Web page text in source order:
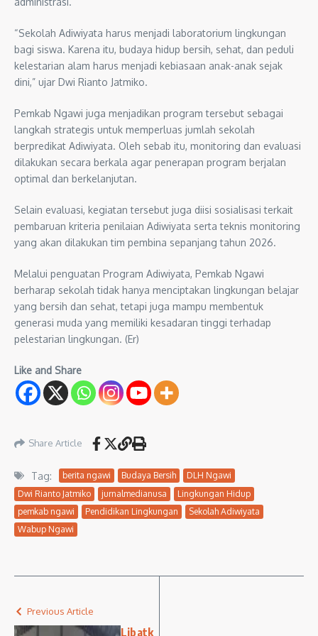
“Sekolah Adiwiyata harus menjadi laboratorium lingkungan
bagi siswa. Karena itu, budaya hidup bersih, sehat, dan peduli
kelestarian alam harus menjadi kebiasaan anak-anak sejak
dini,” ujar Dwi Rianto Jatmiko.
Pemkab Ngawi juga menjadikan program tersebut sebagai
langkah strategis untuk memperluas jumlah sekolah
berpredikat Adiwiyata. Oleh sebab itu, monitoring dan evaluasi
dilakukan secara berkala agar penerapan program berjalan
optimal dan berkelanjutan.
Selain evaluasi, kegiatan tersebut juga diisi sosialisasi terkait
pembaruan kriteria penilaian Adiwiyata serta teknis monitoring
yang akan dilakukan tim pembina sepanjang tahun 2026.
Melalui penguatan Program Adiwiyata, Pemkab Ngawi
berharap sekolah tidak hanya menciptakan lingkungan belajar
yang bersih dan sehat, tetapi juga mampu membentuk
generasi muda yang memiliki kesadaran tinggi terhadap
pelestarian lingkungan. (Er)
Like and Share
Share Article
Tag: berita ngawi Budaya Bersih
DLH Ngawi
Dwi Rianto Jatmiko
jurnalmedianusa
Lingkungan Hidup
pemkab ngawi
Pendidikan Lingkungan
Sekolah Adiwiyata
Wabup Ngawi
Previous Article
Libatk